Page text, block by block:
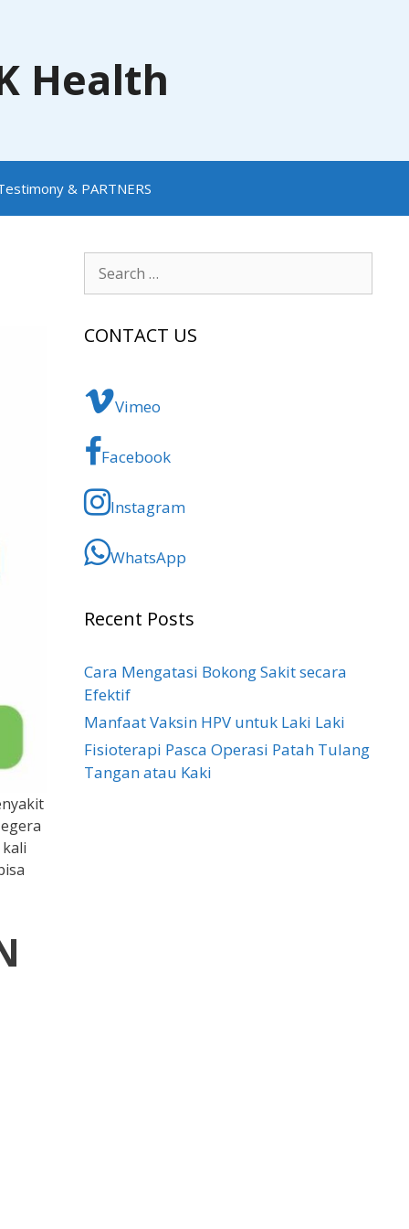
Health
& PARTNERS
Search
for:
CONTACT US
Vimeo
Facebook
Instagram
WhatsApp
Recent Posts
Cara Mengatasi Bokong Sakit​ secara
Efektif
Manfaat Vaksin HPV untuk Laki Laki
Fisioterapi Pasca Operasi Patah Tulang
Tangan atau Kaki